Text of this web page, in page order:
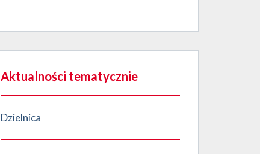
Aktualności tematycznie
Dzielnica